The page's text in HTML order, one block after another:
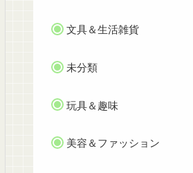
文具＆生活雑貨
未分類
玩具＆趣味
美容＆ファッション